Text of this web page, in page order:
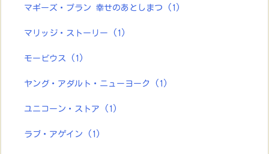
マギーズ・プラン 幸せのあとしまつ (1)
マリッジ・ストーリー (1)
モービウス (1)
ヤング・アダルト・ニューヨーク (1)
ユニコーン・ストア (1)
ラブ・アゲイン (1)